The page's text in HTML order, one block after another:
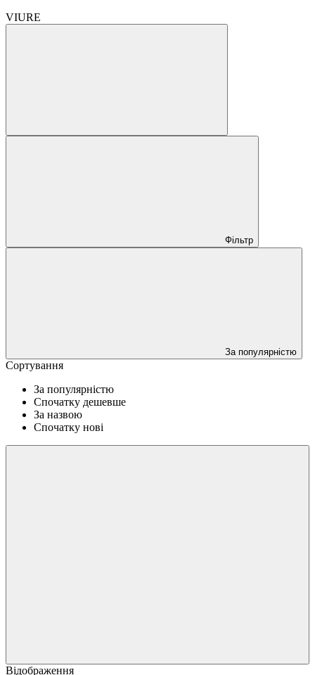
VIURE
Фільтр
За популярністю
Сортування
За популярністю
Спочатку дешевше
За назвою
Спочатку нові
Відображення